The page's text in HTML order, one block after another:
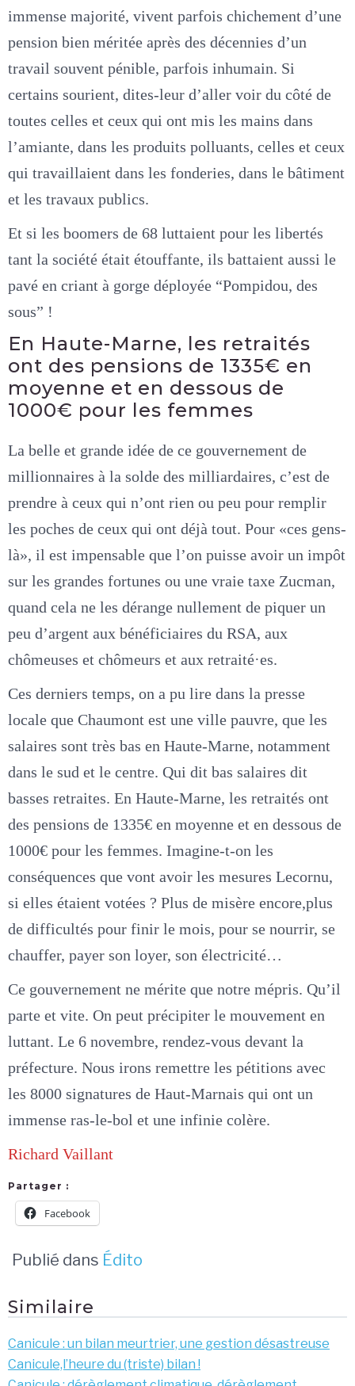
immense majorité, vivent parfois chichement d’une
pension bien méritée après des décennies d’un
travail souvent pénible, parfois inhumain. Si
certains sourient, dites-leur d’aller voir du côté de
toutes celles et ceux qui ont mis les mains dans
l’amiante, dans les produits polluants, celles et ceux
qui travaillaient dans les fonderies, dans le bâtiment
et les travaux publics.
Et si les boomers de 68 luttaient pour les libertés
tant la société était étouffante, ils battaient aussi le
pavé en criant à gorge déployée “Pompidou, des
sous” !
En Haute-Marne, les retraités
ont des pensions de 1335€ en
moyenne et en dessous de
1000€ pour les femmes
La belle et grande idée de ce gouvernement de
millionnaires à la solde des milliardaires, c’est de
prendre à ceux qui n’ont rien ou peu pour remplir
les poches de ceux qui ont déjà tout. Pour «ces gens-
là», il est impensable que l’on puisse avoir un impôt
sur les grandes fortunes ou une vraie taxe Zucman,
quand cela ne les dérange nullement de piquer un
peu d’argent aux bénéficiaires du RSA, aux
chômeuses et chômeurs et aux retraité·es.
Ces derniers temps, on a pu lire dans la presse
locale que Chaumont est une ville pauvre, que les
salaires sont très bas en Haute-Marne, notamment
dans le sud et le centre. Qui dit bas salaires dit
basses retraites. En Haute-Marne, les retraités ont
des pensions de 1335€ en moyenne et en dessous de
1000€ pour les femmes. Imagine-t-on les
conséquences que vont avoir les mesures Lecornu,
si elles étaient votées ? Plus de misère encore,plus
de difficultés pour finir le mois, pour se nourrir, se
chauffer, payer son loyer, son électricité…
Ce gouvernement ne mérite que notre mépris. Qu’il
parte et vite. On peut précipiter le mouvement en
luttant. Le 6 novembre, rendez-vous devant la
préfecture. Nous irons remettre les pétitions avec
les 8000 signatures de Haut-Marnais qui ont un
immense ras-le-bol et une infinie colère.
Richard Vaillant
Partager :
Facebook
Publié dans Édito
Similaire
Canicule : un bilan meurtrier, une gestion désastreuse
Canicule,l’heure du (triste) bilan !